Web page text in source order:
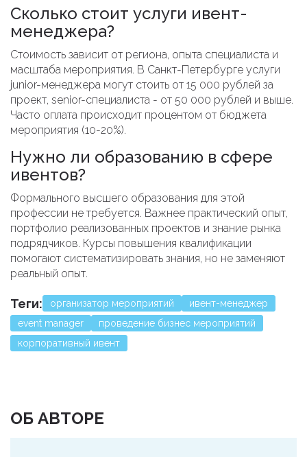
Сколько стоит услуги ивент-
менеджера?
Стоимость зависит от региона, опыта специалиста и
масштаба мероприятия. В Санкт-Петербурге услуги
junior-менеджера могут стоить от 15 000 рублей за
проект, senior-специалиста - от 50 000 рублей и выше.
Часто оплата происходит процентом от бюджета
мероприятия (10-20%).
Нужно ли образованию в сфере
ивентов?
Формального высшего образования для этой
профессии не требуется. Важнее практический опыт,
портфолио реализованных проектов и знание рынка
подрядчиков. Курсы повышения квалификации
помогают систематизировать знания, но не заменяют
реальный опыт.
Теги: организатор мероприятий
ивент-менеджер
event manager
проведение бизнес мероприятий
корпоративный ивент
ОБ АВТОРЕ